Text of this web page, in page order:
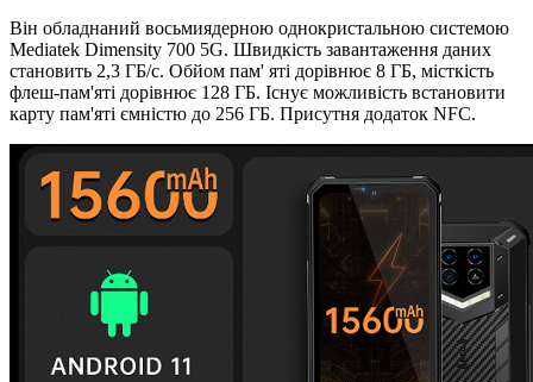
Він обладнаний восьмиядерною однокристальною системою
Mediatek Dimensity 700 5G. Швидкість завантаження даних
становить 2,3 ГБ/с. Обйом пам' яті дорівнює 8 ГБ, місткість
флеш-пам'яті дорівнює 128 ГБ. Існує можливість встановити
карту пам'яті ємністю до 256 ГБ. Присутня додаток NFC.